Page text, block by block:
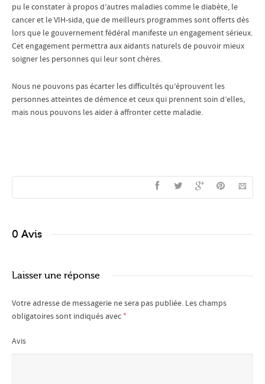
pu le constater à propos d’autres maladies comme le diabète, le
cancer et le VIH-sida, que de meilleurs programmes sont offerts dès
lors que le gouvernement fédéral manifeste un engagement sérieux.
Cet engagement permettra aux aidants naturels de pouvoir mieux
soigner les personnes qui leur sont chères.
Nous ne pouvons pas écarter les difficultés qu’éprouvent les
personnes atteintes de démence et ceux qui prennent soin d’elles,
mais nous pouvons les aider à affronter cette maladie.
0 Avis
Laisser une réponse
Votre adresse de messagerie ne sera pas publiée. Les champs
obligatoires sont indiqués avec *
Avis